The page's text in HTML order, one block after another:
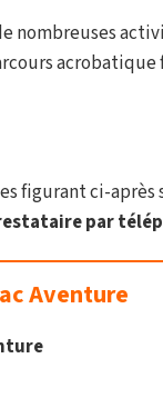
nombreuses
figurant ci-
par
Aventure